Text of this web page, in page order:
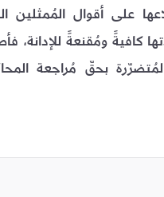
على أقوال المُمثلين
كافيةً ومُقنعةً
بحقّ مُراجعة